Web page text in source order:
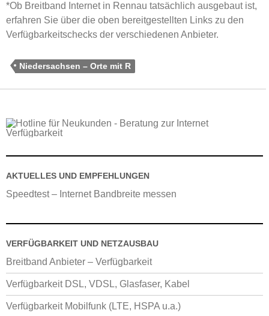
*Ob Breitband Internet in Rennau tatsächlich ausgebaut ist,
erfahren Sie über die oben bereitgestellten Links zu den
Verfügbarkeitschecks der verschiedenen Anbieter.
Niedersachsen – Orte mit R
AKTUELLES UND EMPFEHLUNGEN
Speedtest – Internet Bandbreite messen
VERFÜGBARKEIT UND NETZAUSBAU
Breitband Anbieter – Verfügbarkeit
Verfügbarkeit DSL, VDSL, Glasfaser, Kabel
Verfügbarkeit Mobilfunk (LTE, HSPA u.a.)